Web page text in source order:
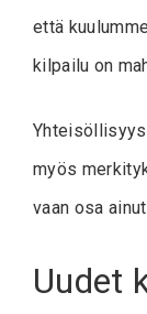
että
kilpailu on
myös
vaan osa
Uudet